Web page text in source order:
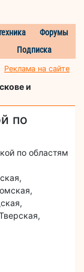
Форумы
Подписка
Реклама на сайте
и
по
по областям